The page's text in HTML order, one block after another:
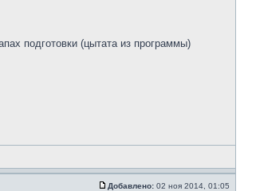
подготовки (цытата из программы)
Добавлено: 02 ноя 2014, 01:05